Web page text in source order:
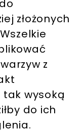
złożonych
z
tak wysoką
do ich